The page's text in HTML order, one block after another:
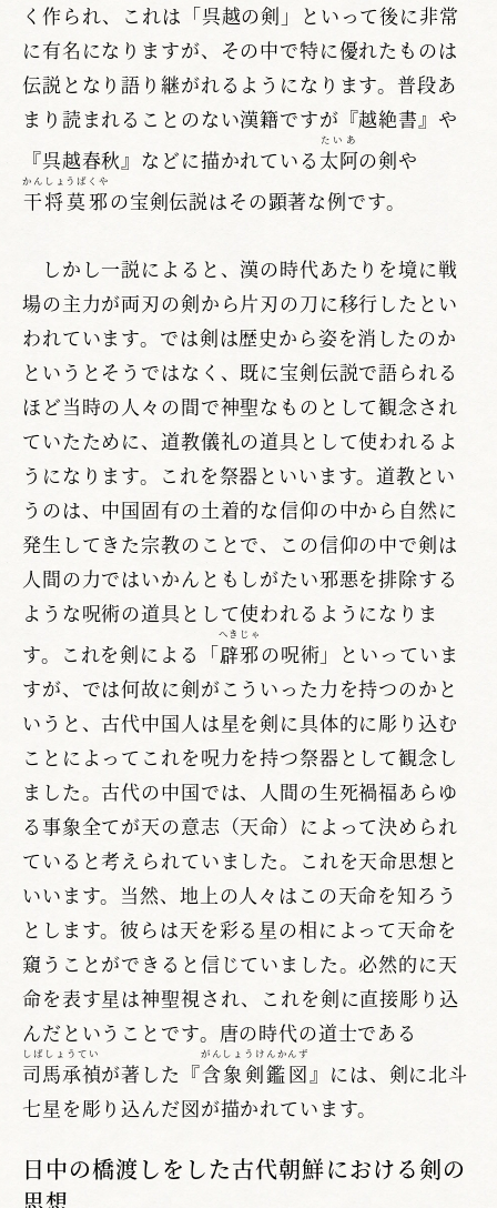
く作られ、これは「呉越の剣」といって後に非常
に有名になりますが、その中で特に優れたものは
伝説となり語り継がれるようになります。普段あ
まり読まれることのない漢籍ですが『越絶書』や
『呉越春秋』などに描かれている太阿
たいあ
の剣や
干将莫邪
かんしょうばくや
の宝剣伝説はその顕著な例です。
しかし一説によると、漢の時代あたりを境に戦
場の主力が両刃の剣から片刃の刀に移行したとい
われています。では剣は歴史から姿を消したのか
というとそうではなく、既に宝剣伝説で語られる
ほど当時の人々の間で神聖なものとして観念され
ていたために、道教儀礼の道具として使われるよ
うになります。これを祭器といいます。道教とい
うのは、中国固有の土着的な信仰の中から自然に
発生してきた宗教のことで、この信仰の中で剣は
人間の力ではいかんともしがたい邪悪を排除する
ような呪術の道具として使われるようになりま
す。これを剣による「辟邪
へきじゃ
の呪術」といっていま
すが、では何故に剣がこういった力を持つのかと
いうと、古代中国人は星を剣に具体的に彫り込む
ことによってこれを呪力を持つ祭器として観念し
ました。古代の中国では、人間の生死禍福あらゆ
る事象全てが天の意志（天命）によって決められ
ていると考えられていました。これを天命思想と
いいます。当然、地上の人々はこの天命を知ろう
とします。彼らは天を彩る星の相によって天命を
窺うことができると信じていました。必然的に天
命を表す星は神聖視され、これを剣に直接彫り込
んだということです。唐の時代の道士である
司馬承禎
しばしょうてい
が著した『含象剣鑑図
がんしょうけんかんず
』には、剣に北斗
七星を彫り込んだ図が描かれています。
日中の橋渡しをした古代朝鮮における剣の